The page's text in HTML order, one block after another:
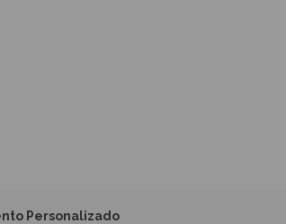
Personalizado